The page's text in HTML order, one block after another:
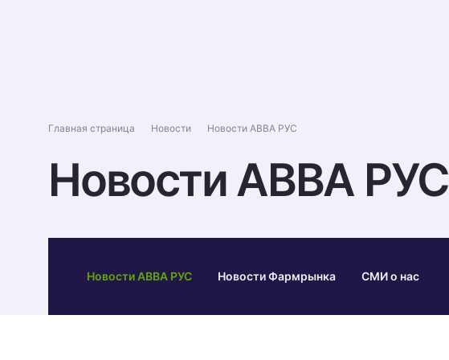
Главная страница Новости Новости АВВА РУС
Новости АВВА РУС
Новости АВВА РУС Новости Фармрынка СМИ о нас